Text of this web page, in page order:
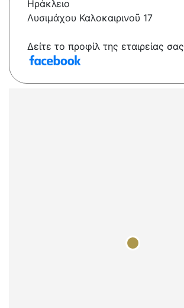
Ηράκλειο
Λυσιμάχου Καλοκαιρινοῦ 17
Δείτε το προφίλ της εταιρείας σας